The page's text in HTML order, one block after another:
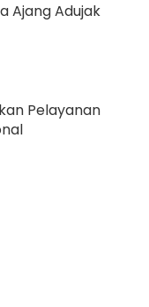
Ajang Adujak
Pelayanan